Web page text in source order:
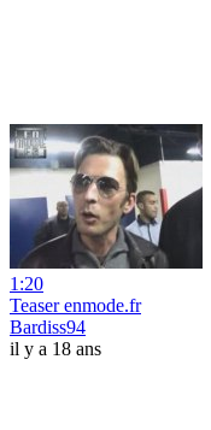
1:20
Teaser enmode.fr
Bardiss94
il y a 18 ans